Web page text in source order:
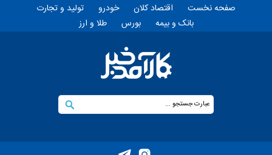
صفحه نخست اقتصاد کلان خودرو
تولید و تجارت
بانک و بیمه
بورس طلا و ارز